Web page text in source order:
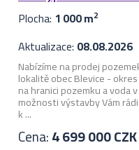
Plocha: 1 000 m2
Aktualizace: 08.08.2026
Nabízíme na prodej
lokalitě obec Blevice -
na hranici pozemku a voda
možnosti výstavby Vám
k ...
Cena:4 699 000 CZK